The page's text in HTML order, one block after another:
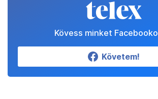
Kövess minket
Követem!